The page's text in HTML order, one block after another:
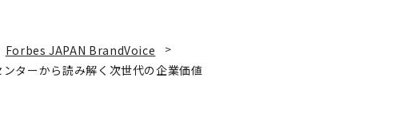
Forbes JAPAN BrandVoice
ターから読み解く次世代の企業価値